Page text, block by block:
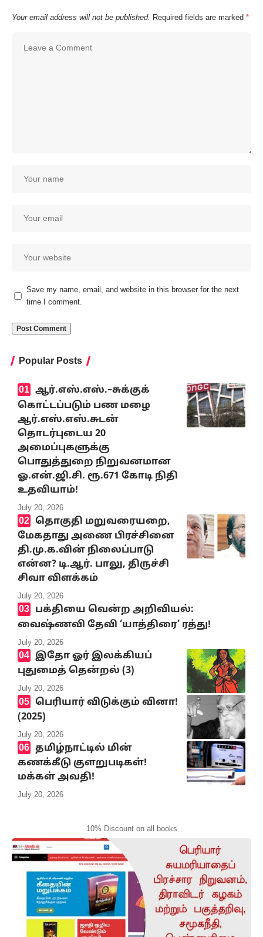
Your email address will not be published. Required fields are marked *
Save my name, email, and website in this browser for the next
time I comment.
Popular Posts
ஆர்.எஸ்.எஸ்.–சுக்குக்
கொட்டப்படும் பண மழை
ஆர்.எஸ்.எஸ்.சுடன்
தொடர்புடைய 20
அமைப்புகளுக்கு
பொதுத்துறை நிறுவனமான
ஓ.என்.ஜி.சி. ரூ.671 கோடி நிதி
உதவியாம்!
July 20, 2026
தொகுதி மறுவரையறை,
மேகதாது அணை பிரச்சினை
தி.மு.க.வின் நிலைப்பாடு
என்ன? டி.ஆர். பாலு, திருச்சி
சிவா விளக்கம்
July 20, 2026
பக்தியை வென்ற அறிவியல்:
வைஷ்ணவி தேவி ‘யாத்திரை’ ரத்து!
July 20, 2026
இதோ ஓர் இலக்கியப்
புதுமைத் தென்றல் (3)
July 20, 2026
பெரியார் விடுக்கும் வினா!
(2025)
July 20, 2026
தமிழ்நாட்டில் மின்
கணக்கீடு குளறுபடிகள்!
மக்கள் அவதி!
July 20, 2026
10% Discount on all books